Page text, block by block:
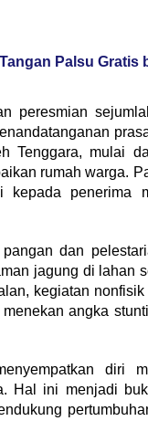
Palsu
peresmian
Tenggara, mulai
rumah warga.
penerima
dan
jagung di lahan
kegiatan
angka
diri
Hal ini menjadi